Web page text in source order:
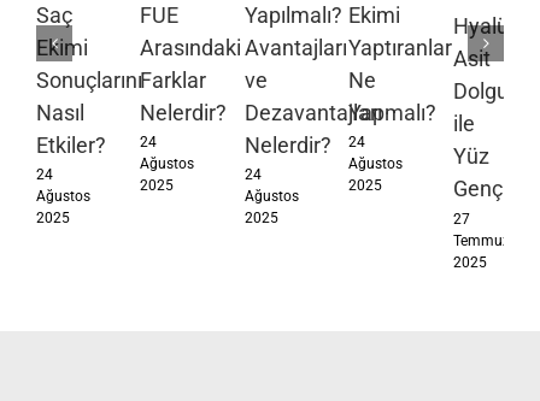
Saç
Ekimi
Sonuçlarını
Nasıl
Etkiler?
24
Ağustos
2025
FUE
Arasındaki
Farklar
Nelerdir?
24
Ağustos
2025
Yapılmalı?
Avantajları
ve
Dezavantajları
Nelerdir?
24
Ağustos
2025
Ekimi
Yaptıranlar
Ne
Yapmalı?
24
Ağustos
2025
Asit
Dolgusu
ile
Yüz
27
Temmuz
2025